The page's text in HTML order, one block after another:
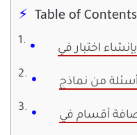
Table of Contents